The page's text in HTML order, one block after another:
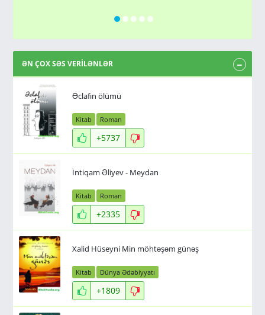
ƏN ÇOX SƏS VERİLƏNLƏR
Əclafın ölümü
Kitab Roman
+5737
İntiqam Əliyev - Meydan
Kitab Roman
+2335
Xalid Hüseyni Min möhtəşəm günəş
Kitab Dünya Ədəbiyyatı
+1809